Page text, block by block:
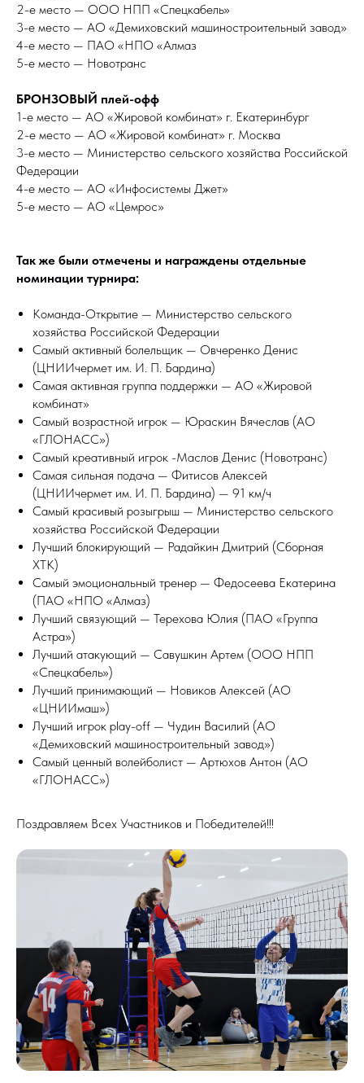
2-е место — ООО НПП «Спецкабель»
3-е место — АО «Демиховский машиностроительный завод»
4-е место — ПАО «НПО «Алмаз
5-е место — Новотранс
БРОНЗОВЫЙ плей-офф
1-е место — АО «Жировой комбинат» г. Екатеринбург
2-е место — АО «Жировой комбинат» г. Москва
3-е место — Министерство сельского хозяйства Российской
Федерации
4-е место — АО «Инфосистемы Джет»
5-е место — АО «Цемрос»
Так же были отмечены и награждены отдельные
номинации турнира:
Команда-Открытие — Министерство сельского
хозяйства Российской Федерации
Самый активный болельщик — Овчеренко Денис
(ЦНИИчермет им. И. П. Бардина)
Самая активная группа поддержки — АО «Жировой
комбинат»
Самый возрастной игрок — Юраскин Вячеслав (АО
«ГЛОНАСС»)
Самый креативный игрок -Маслов Денис (Новотранс)
Самая сильная подача — Фитисов Алексей
(ЦНИИчермет им. И. П. Бардина) — 91 км/ч
Самый красивый розыгрыш — Министерство сельского
хозяйства Российской Федерации
Лучший блокирующий — Радайкин Дмитрий (Сборная
ХТК)
Самый эмоциональный тренер — Федосеева Екатерина
(ПАО «НПО «Алмаз)
Лучший связующий — Терехова Юлия (ПАО «Группа
Астра»)
Лучший атакующий — Савушкин Артем (ООО НПП
«Спецкабель»)
Лучший принимающий — Новиков Алексей (АО
«ЦНИИмаш»)
Лучший игрок play-off — Чудин Василий (АО
«Демиховский машиностроительный завод»)
Самый ценный волейболист — Артюхов Антон (АО
«ГЛОНАСС»)
Поздравляем Всех Участников и Победителей!!!